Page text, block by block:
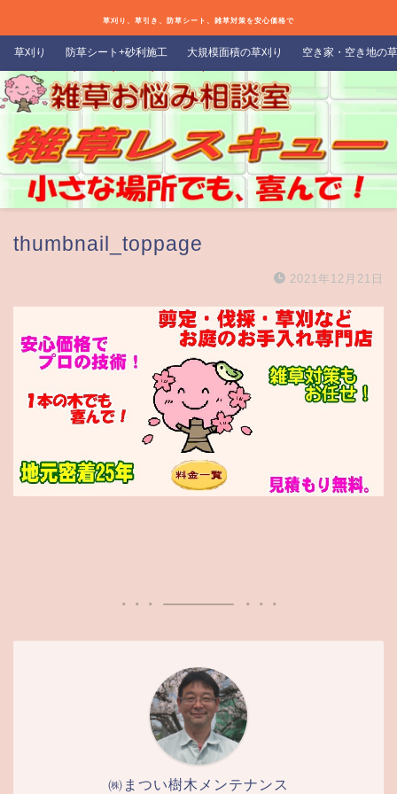
草刈り、草引き、防草シート、雑草対策を安心価格で
草刈り 防草シート+砂利施工 大規模面積の草刈り 空き家・空き地の
thumbnail_toppage
2021年12月21日
㈱まつい樹木メンテナンス